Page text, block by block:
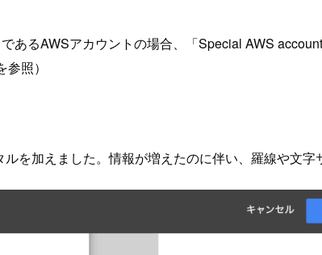
あるAWSアカウントの場合、「Special AWS
照）
を加えました。情報が増えたのに伴い、羅線や文